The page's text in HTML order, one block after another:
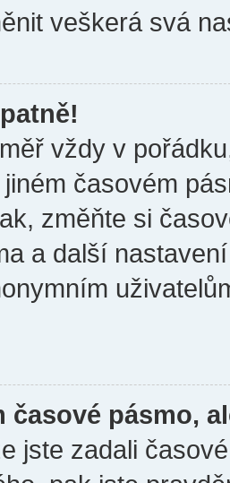
veškerá svá
vždy v
časovém
změňte si
a další
časové pásmo,
jste zadali